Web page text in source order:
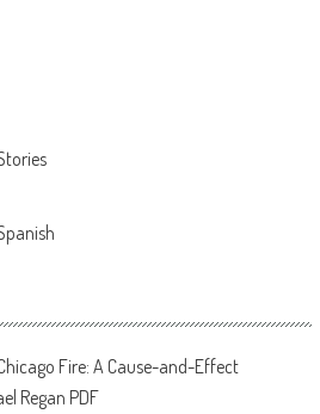
Fire: A Cause-and-Effect
Regan PDF